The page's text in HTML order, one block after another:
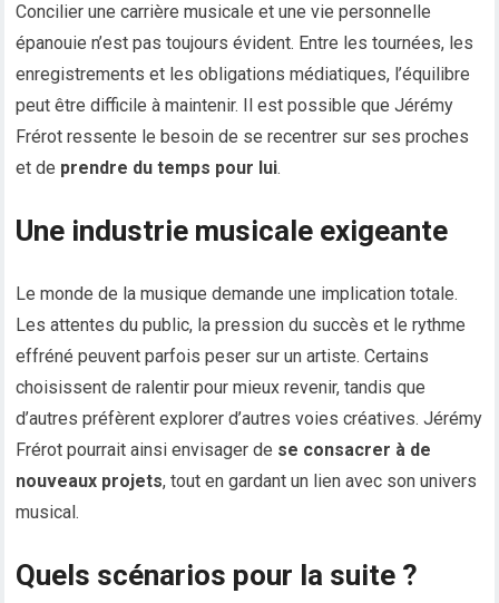
Concilier une carrière musicale et une vie personnelle
épanouie n’est pas toujours évident. Entre les tournées, les
enregistrements et les obligations médiatiques, l’équilibre
peut être difficile à maintenir. Il est possible que Jérémy
Frérot ressente le besoin de se recentrer sur ses proches
et de prendre du temps pour lui.
Une industrie musicale exigeante
Le monde de la musique demande une implication totale.
Les attentes du public, la pression du succès et le rythme
effréné peuvent parfois peser sur un artiste. Certains
choisissent de ralentir pour mieux revenir, tandis que
d’autres préfèrent explorer d’autres voies créatives. Jérémy
Frérot pourrait ainsi envisager de se consacrer à de
nouveaux projets, tout en gardant un lien avec son univers
musical.
Quels scénarios pour la suite ?